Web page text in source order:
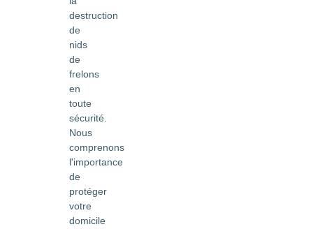
destruction
de
nids
de
frelons
en
toute
sécurité.
Nous
comprenons
l'importance
de
protéger
votre
domicile